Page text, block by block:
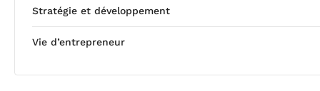
Stratégie et développement
Vie d’entrepreneur